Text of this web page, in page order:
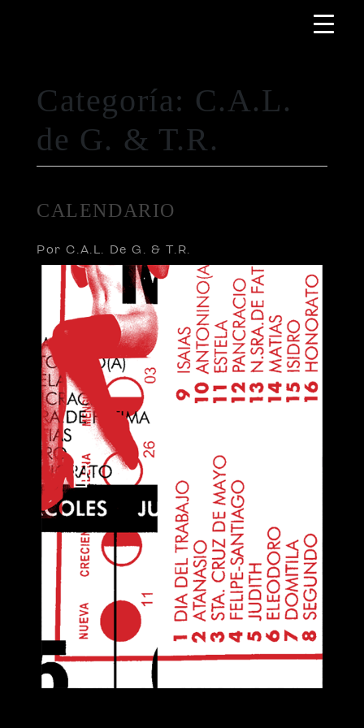
Categoría: C.A.L.
de G. & T.R.
CALENDARIO
Por C.A.L. De G. & T.R.